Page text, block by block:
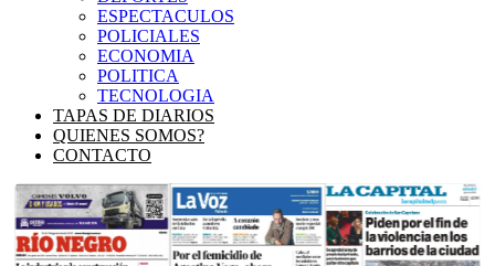
ESPECTACULOS
POLICIALES
ECONOMIA
POLITICA
TECNOLOGIA
TAPAS DE DIARIOS
QUIENES SOMOS?
CONTACTO